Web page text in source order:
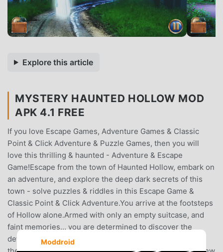
Explore this article
MYSTERY HAUNTED HOLLOW MOD
APK 4.1 FREE
If you love Escape Games, Adventure Games & Classic
Point & Click Adventure & Puzzle Games, then you will
love this thrilling & haunted - Adventure & Escape
Game!Escape from the town of Haunted Hollow, embark on
an adventure, and explore the deep dark secrets of this
town - solve puzzles & riddles in this Escape Game &
Classic Point & Click Adventure.You arrive at the footsteps
of Hollow alone.Armed with only an empty suitcase, and
faint memories… you are determined to discover the
details of the life you once lived here.At the footsteps of
Moddroid